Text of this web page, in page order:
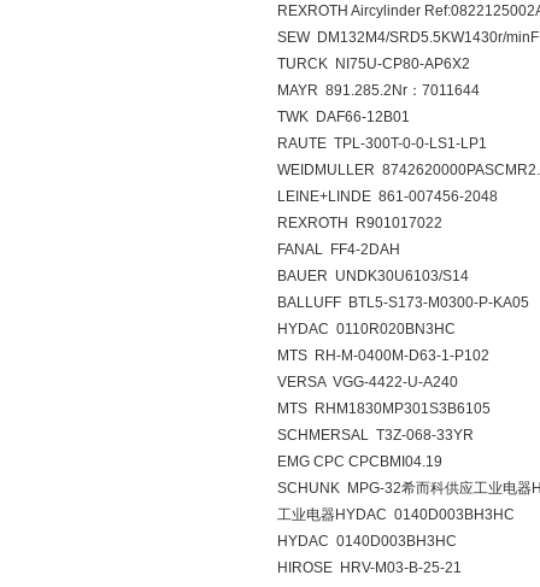
REXROTH Aircylinder
SEW DM132M4/SRD5.5KW1430r/
TURCK NI75U-CP80-AP6X2
MAYR 891.285.2Nr：7011644
TWK DAF66-12B01
RAUTE TPL-300T-0-0-LS1-LP1
WEIDMULLER
LEINE+LINDE 861-007456-2048
REXROTH R901017022
FANAL FF4-2DAH
BAUER UNDK30U6103/S14
BALLUFF BTL5-S173-M0300-P-KA05
HYDAC 0110R020BN3HC
MTS RH-M-0400M-D63-1-P102
VERSA VGG-4422-U-A240
MTS RHM1830MP301S3B6105
SCHMERSAL T3Z-068-33YR
EMG CPC CPCBMI04.19
SCHUNK MPG-32希而科供应工业电
工业电器HYDAC 0140D003BH3HC
HYDAC 0140D003BH3HC
HIROSE HRV-M03-B-25-21